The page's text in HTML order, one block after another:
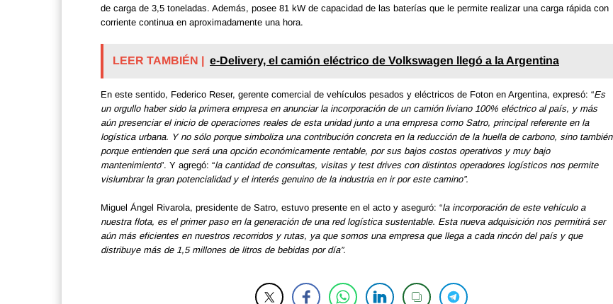
de carga de 3,5 toneladas. Además, posee 81 kW de capacidad de las baterías que le permite realizar una carga rápida con
corriente continua en aproximadamente una hora.
LEER TAMBIÉN | e-Delivery, el camión eléctrico de Volkswagen llegó a la Argentina
En este sentido, Federico Reser, gerente comercial de vehículos pesados y eléctricos de Foton en Argentina, expresó: “Es
un orgullo haber sido la primera empresa en anunciar la incorporación de un camión liviano 100% eléctrico al país, y más
aún presenciar el inicio de operaciones reales de esta unidad junto a una empresa como Satro, principal referente en la
logística urbana. Y no sólo porque simboliza una contribución concreta en la reducción de la huella de carbono, sino también
porque entienden que será una opción económicamente rentable, por sus bajos costos operativos y muy bajo
mantenimiento”. Y agregó: “la cantidad de consultas, visitas y test drives con distintos operadores logísticos nos permite
vislumbrar la gran potencialidad y el interés genuino de la industria en ir por este camino”.
Miguel Ángel Rivarola, presidente de Satro, estuvo presente en el acto y aseguró: “la incorporación de este vehículo a
nuestra flota, es el primer paso en la generación de una red logística sustentable. Esta nueva adquisición nos permitirá ser
aún más eficientes en nuestros recorridos y rutas, ya que somos una empresa que llega a cada rincón del país y que
distribuye más de 1,5 millones de litros de bebidas por día”.